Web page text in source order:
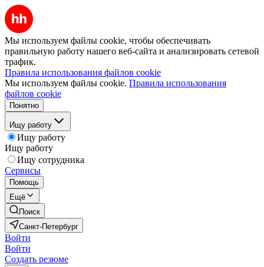
Мы используем файлы cookie, чтобы обеспечивать
правильную работу нашего веб-сайта и анализировать сетевой
трафик.
Правила использования файлов cookie
Мы используем файлы cookie. Правила использования
файлов cookie
Понятно
Ищу работу
Ищу работу
Ищу работу
Ищу сотрудника
Сервисы
Помощь
Ещё
Поиск
Санкт-Петербург
Войти
Войти
Создать резюме